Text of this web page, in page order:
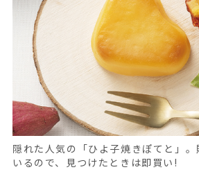
隠れた人気の「ひよ子焼きぽてと」
いるので、見つけたときは即買い!